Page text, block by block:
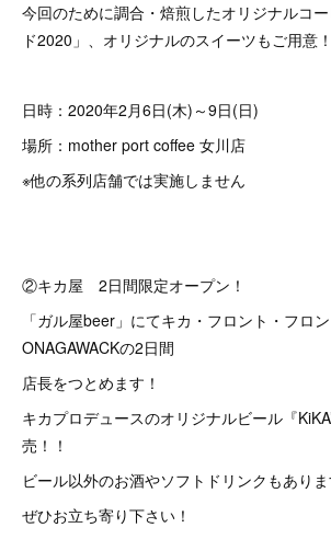
今回のために調合・焙煎したオリジナルコ
ド2020」、オリジナルのスイーツもご用意！
日時：2020年2月6日(木)～9日(日)
場所：mother port coffee 女川店
※他の系列店舗では実施しません
②キカ屋 2日間限定オープン！
「ガル屋beer」にてキカ・フロント・フロ
ONAGAWACKの2日間
店長をつとめます！
キカプロデュースのオリジナルビール『
売！！
ビール以外のお酒やソフトドリンクもありま
ぜひお立ち寄り下さい！